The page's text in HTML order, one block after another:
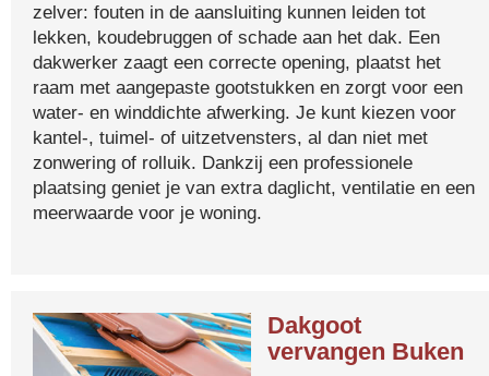
zelver: fouten in de aansluiting kunnen leiden tot
lekken, koudebruggen of schade aan het dak. Een
dakwerker zaagt een correcte opening, plaatst het
raam met aangepaste gootstukken en zorgt voor een
water- en winddichte afwerking. Je kunt kiezen voor
kantel-, tuimel- of uitzetvensters, al dan niet met
zonwering of rolluik. Dankzij een professionele
plaatsing geniet je van extra daglicht, ventilatie en een
meerwaarde voor je woning.
Dakgoot
vervangen Buken